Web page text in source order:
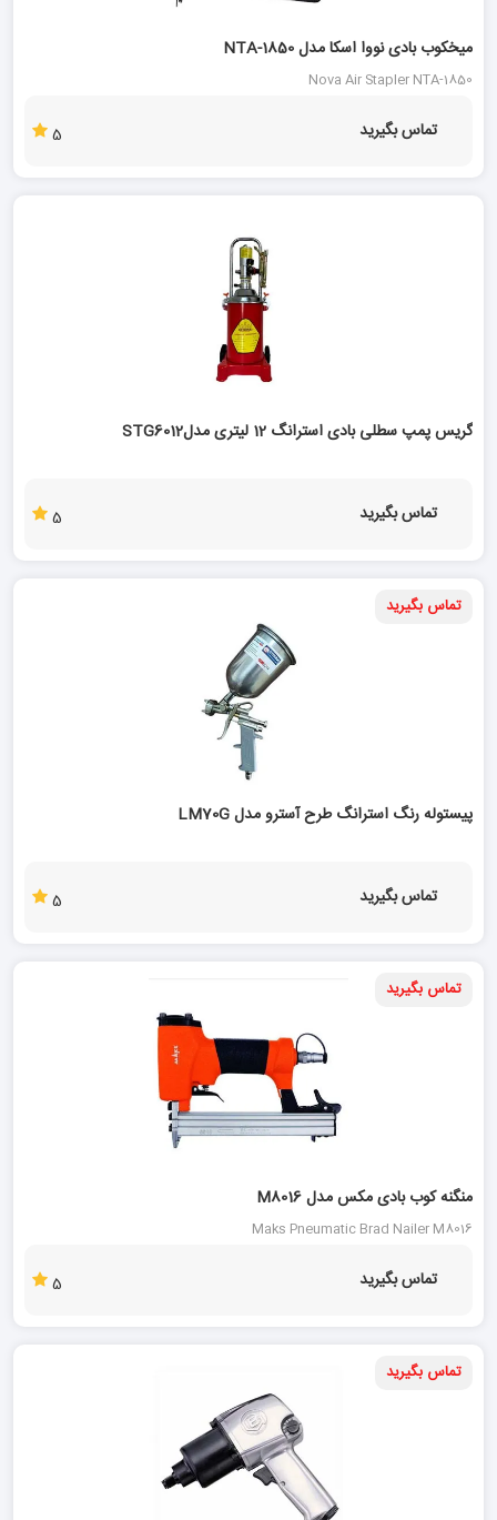
میخکوب بادی نووا اسکا مدل NTA-1850
Nova Air Stapler NTA-1850
تماس بگیرید 5
گریس پمپ سطلی بادی استرانگ 12 لیتری مدلSTG6012
تماس بگیرید 5
تماس بگیرید
پیستوله رنگ استرانگ طرح آسترو مدل LM70G
تماس بگیرید 5
تماس بگیرید
منگنه کوب بادی مکس مدل M8016
Maks Pneumatic Brad Nailer M8016
تماس بگیرید 5
تماس بگیرید